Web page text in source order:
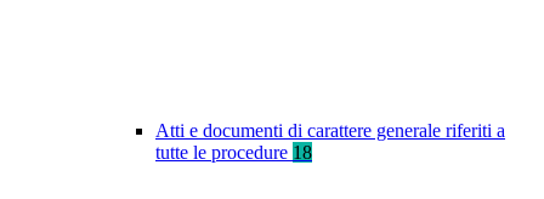
Atti e documenti di carattere generale riferiti a
tutte le procedure 18